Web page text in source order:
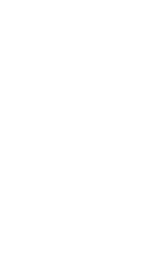
con
amplio
en las